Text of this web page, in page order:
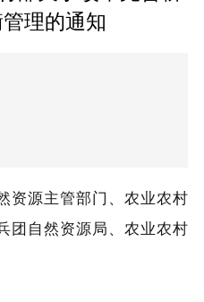
理的通知
资源主管部门、农业农村
团自然资源局、农业农村